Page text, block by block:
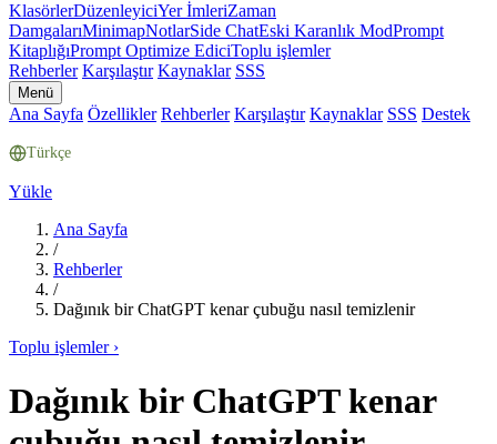
KlasörlerDüzenleyiciYer İmleriZaman
DamgalarıMinimapNotlarSide ChatEski Karanlık ModPrompt
KitaplığıPrompt Optimize EdiciToplu işlemler
Rehberler Karşılaştır Kaynaklar SSS
Menü
Ana Sayfa Özellikler Rehberler Karşılaştır Kaynaklar SSS Destek
Türkçe
Yükle
Ana Sayfa
/
Rehberler
/
Dağınık bir ChatGPT kenar çubuğu nasıl temizlenir
Toplu işlemler ›
Dağınık bir ChatGPT kenar